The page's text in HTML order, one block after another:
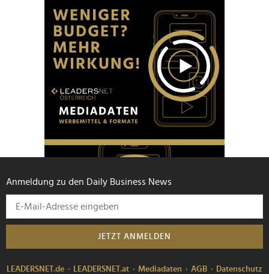
Anmeldung zu den Daily Business News
JETZT ANMELDEN
LEADERSNET.de LEADERSNET.at Mediadaten AGB Datenschutz